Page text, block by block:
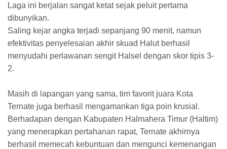
Laga ini berjalan sangat ketat sejak peluit pertama
dibunyikan.
​Saling kejar angka terjadi sepanjang 90 menit, namun
efektivitas penyelesaian akhir skuad Halut berhasil
menyudahi perlawanan sengit Halsel dengan skor tipis 3-
2.
Masih di lapangan yang sama, tim favorit juara Kota
Ternate juga berhasil mengamankan tiga poin krusial.
Berhadapan dengan Kabupaten Halmahera Timur (Haltim)
yang menerapkan pertahanan rapat, Ternate akhirnya
berhasil memecah kebuntuan dan mengunci kemenangan